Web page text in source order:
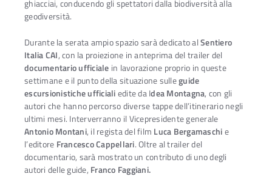
ghiacciai, conducendo gli spettatori dalla biodiversità alla
geodiversità.
Durante la serata ampio spazio sarà dedicato alSentiero
Italia CAI, con la proiezione in anteprima del trailer del
documentario ufficiale in lavorazione proprio in queste
settimane e il punto della situazione sulleguide
escursionistiche ufficialiedite da Idea Montagna, con gli
autori che hanno percorso diverse tappe dell’itinerario negli
ultimi mesi. Interverranno il Vicepresidente generale
Antonio Montani, il regista del film Luca Bergamaschie
l’editore Francesco Cappellari. Oltre al trailer del
documentario, sarà mostrato un contributo di uno degli
autori delle guide, Franco Faggiani.